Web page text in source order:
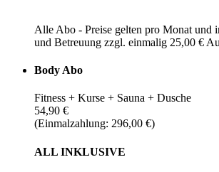
Alle Abo - Preise gelten pro Monat und
und Betreuung zzgl. einmalig 25,00 €
Body Abo
Fitness + Kurse + Sauna + Dusche
54,90 €
(Einmalzahlung: 296,00 €)
ALL INKLUSIVE